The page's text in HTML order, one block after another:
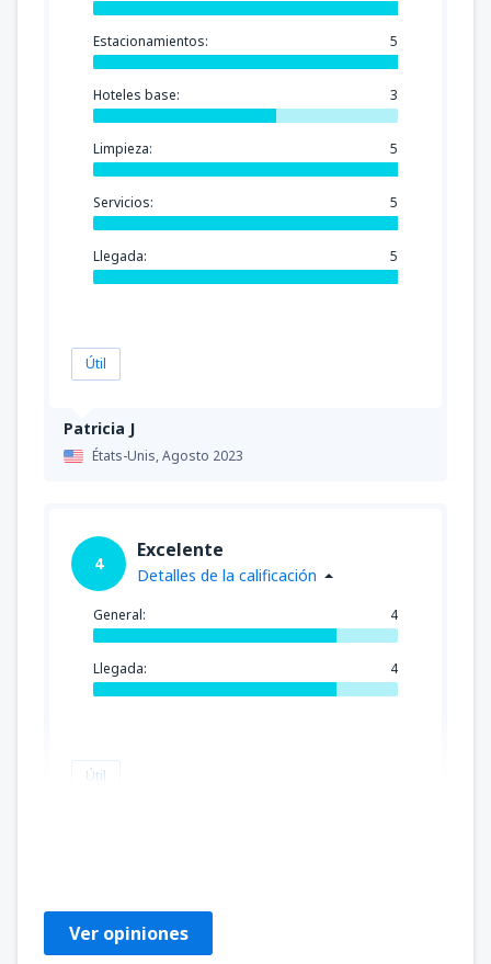
Patricia J
États-Unis,Agosto 2023
Estacionamientos: 5
Hoteles base: 3
Limpieza: 5
Servicios: 5
Llegada: 5
Útil
4
Excelente
Detalles de la calificación
General: 4
Llegada: 4
Útil
Ver opiniones